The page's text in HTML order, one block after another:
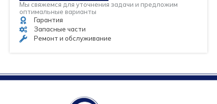
Мы свяжемся для уточнения задачи и предложим
оптимальные варианты
Гарантия
Запасные части
Ремонт и обслуживание